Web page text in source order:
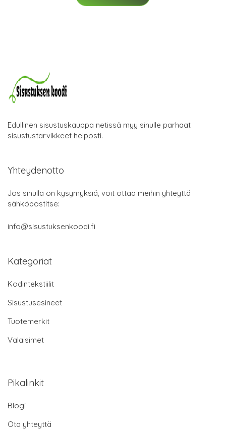
Edullinen sisustuskauppa netissä myy sinulle parhaat
sisustustarvikkeet helposti.
Yhteydenotto
Jos sinulla on kysymyksiä, voit ottaa meihin yhteyttä
sähköpostitse:
info@sisustuksenkoodi.fi
Kategoriat
Kodintekstiilit
Sisustusesineet
Tuotemerkit
Valaisimet
Pikalinkit
Blogi
Ota yhteyttä